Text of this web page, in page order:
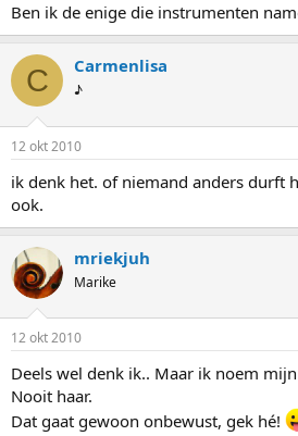
Ben ik de enige die instrumenten
C Carmenlisa
♪
12 okt 2010
ik denk het. of niemand anders durft
ook.
mriekjuh
Marike
12 okt 2010
Deels wel denk ik.. Maar ik noem
Nooit haar.
Dat gaat gewoon onbewust, gek hé!